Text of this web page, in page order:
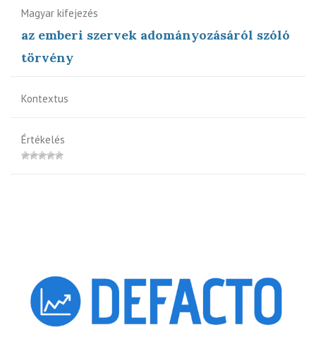
Magyar kifejezés
az emberi szervek adományozásáról szóló
törvény
Kontextus
Értékelés